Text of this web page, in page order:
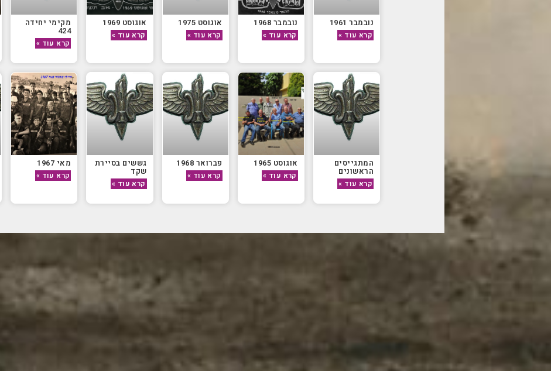
נובמבר 1961
קרא עוד »
נובמבר 1968
קרא עוד »
אוגוסט 1975
קרא עוד »
אוגוסט 1969
קרא עוד »
מקימי יחידה
424
קרא עוד »
המתגייסים
הראשונים
קרא עוד »
אוגוסט 1965
קרא עוד »
פברואר 1968
קרא עוד »
גששים בסיירת
שקד
קרא עוד »
מאי 1967
קרא עוד »